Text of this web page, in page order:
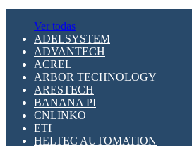
Ver todas
ADELSYSTEM
ADVANTECH
ACREL
ARBOR TECHNOLOGY
ARESTECH
BANANA PI
CNLINKO
ETI
HELTEC AUTOMATION